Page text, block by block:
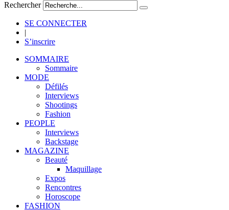
Rechercher
SE CONNECTER
|
S’inscrire
SOMMAIRE
Sommaire
MODE
Défilés
Interviews
Shootings
Fashion
PEOPLE
Interviews
Backstage
MAGAZINE
Beauté
Maquillage
Expos
Rencontres
Horoscope
FASHION